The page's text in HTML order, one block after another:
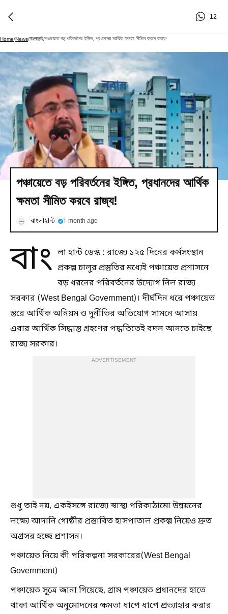
12
Home/News/বাংলাহান্ট/পঞ্চায়েতে বড় পরিবর্তনের ইঙ্গিত, প্রধানদের আর্থিক ক্ষমতা সীমিত করবে রাজ্য!
পঞ্চায়েতে বড় পরিবর্তনের ইঙ্গিত, প্রধানদের আর্থিক
ক্ষমতা সীমিত করবে রাজ্য!
বাংলাহান্ট 1 month ago
বাং লা হান্ট ডেস্ক : রাজ্যে ১২৫ দিনের কর্মসংস্থান
প্রকল্প চালুর প্রস্তুতির মধ্যেই পঞ্চায়েত প্রশাসনে
বড় ধরনের পরিবর্তনের উদ্যোগ নিল রাজ্য
সরকার (West Bengal Government)। দীর্ঘদিন ধরে পঞ্চায়েত
স্তরে আর্থিক অনিয়ম ও দুর্নীতির অভিযোগ সামনে আসায়
এবার আর্থিক সিদ্ধান্ত গ্রহণের পদ্ধতিতেই বদল আনতে চাইছে
রাজ্য সরকার।
ADVERTISEMENT
শুধু তাই নয়, একইসঙ্গে রাজ্যে স্বাস্থ্য পরিকাঠামো উন্নয়নের
লক্ষ্যে আদানি গোষ্ঠীর প্রস্তাবিত হাসপাতাল প্রকল্প নিয়েও দ্রুত
অগ্রসর হচ্ছে প্রশাসন।
পঞ্চায়েত নিয়ে কী পরিকল্পনা সরকারের(West Bengal
Government)
পঞ্চায়েত সূত্রে জানা গিয়েছে, গ্রাম পঞ্চায়েত প্রধানদের হাতে
থাকা আর্থিক অনুমোদনের ক্ষমতা ধাপে ধাপে প্রত্যাহার করার